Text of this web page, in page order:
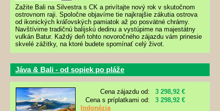
Zažite Bali na Silvestra s CK a privítajte nový rok v skutočnom
ostrovnom raji. Spoločne objavíme tie najkrajšie zákutia ostrova
od ikonických kráľovských pamiatok až po posvätné chrámy.
Navštívime tradičnú balijskú dedinu a vystúpime na majestátny
vulkán Batur. Každý deň tohto novoročného zájazdu vám prinesie
skvelé zážitky, na ktoré budete spomínať celý život.
Jáva & Bali - od sopiek po pláže
Cena zájazdu od:
3 298,92 €
Cena s príplatkami od:
3 298,92 €
Indonézia